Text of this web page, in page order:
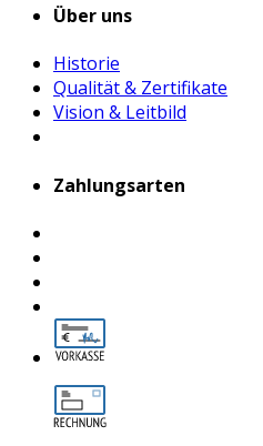
Über uns
Historie
Qualität & Zertifikate
Vision & Leitbild
Zahlungsarten